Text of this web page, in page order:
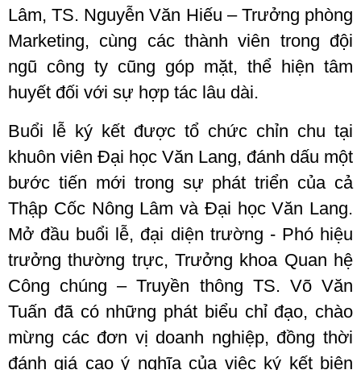
Lâm, TS. Nguyễn Văn Hiếu – Trưởng phòng
Marketing, cùng các thành viên trong đội
ngũ công ty cũng góp mặt, thể hiện tâm
huyết đối với sự hợp tác lâu dài.
Buổi lễ ký kết được tổ chức chỉn chu tại
khuôn viên Đại học Văn Lang, đánh dấu một
bước tiến mới trong sự phát triển của cả
Thập Cốc Nông Lâm và Đại học Văn Lang.
Mở đầu buổi lễ, đại diện trường - Phó hiệu
trưởng thường trực, Trưởng khoa Quan hệ
Công chúng – Truyền thông TS. Võ Văn
Tuấn đã có những phát biểu chỉ đạo, chào
mừng các đơn vị doanh nghiệp, đồng thời
đánh giá cao ý nghĩa của việc ký kết biên